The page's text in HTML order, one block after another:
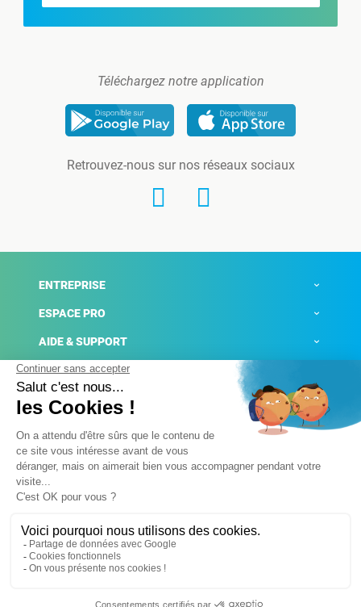
Téléchargez notre application
Retrouvez-nous sur nos réseaux sociaux
ENTREPRISE
ESPACE PRO
AIDE & SUPPORT
ACTUALITÉS
Mentions légales
Conditions générales de ventes
Plateforme de signalement